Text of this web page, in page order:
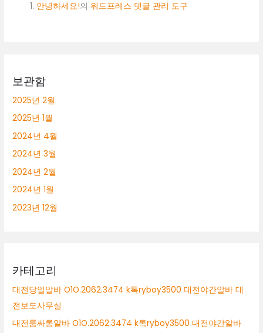
안녕하세요!의워드프레스 댓글 관리 도구
보관함
2025년 2월
2025년 1월
2024년 4월
2024년 3월
2024년 2월
2024년 1월
2023년 12월
카테고리
대전당일알바 O1O.2062.3474 k톡ryboy3500 대전야간알바 대
전보도사무실
대전룸싸롱알바 O1O.2062.3474 k톡ryboy3500 대전야간알바